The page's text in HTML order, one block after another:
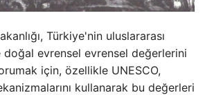
Türkiye'nin uluslararası
evrensel evrensel değerlerini
için, özellikle UNESCO,
kullanarak bu değerleri